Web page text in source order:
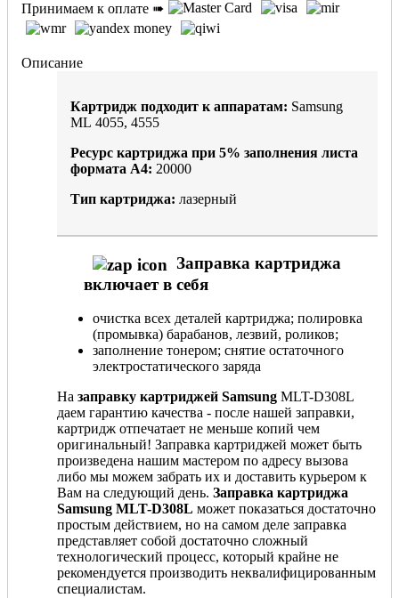
Принимаем к оплате ➠
Описание
Картридж подходит к аппаратам: Samsung
ML 4055, 4555
Ресурс картриджа при 5% заполнения листа
формата А4: 20000
Тип картриджа: лазерный
Заправка картриджа
включает в себя
очистка всех деталей картриджа; полировка
(промывка) барабанов, лезвий, роликов;
заполнение тонером; снятие остаточного
электростатического заряда
На заправку картриджей Samsung MLT-D308L
даем гарантию качества - после нашей заправки,
картридж отпечатает не меньше копий чем
оригинальный! Заправка картриджей может быть
произведена нашим мастером по адресу вызова
либо мы можем забрать их и доставить курьером к
Вам на следующий день. Заправка картриджа
Samsung MLT-D308L может показаться достаточно
простым действием, но на самом деле заправка
представляет собой достаточно сложный
технологический процесс, который крайне не
рекомендуется производить неквалифицированным
специалистам.